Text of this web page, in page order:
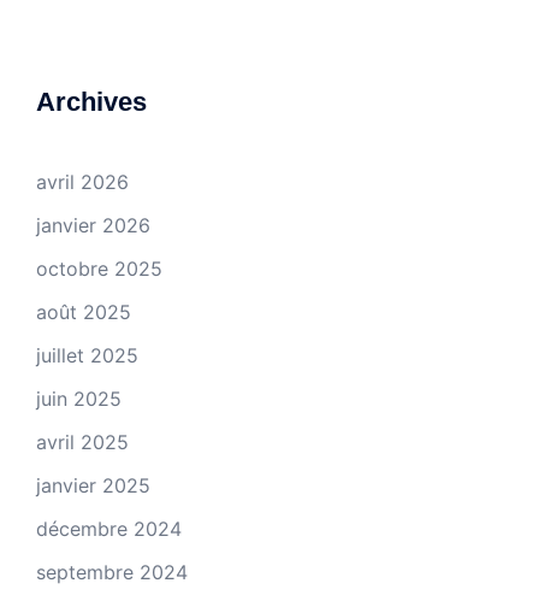
Archives
avril 2026
janvier 2026
octobre 2025
août 2025
juillet 2025
juin 2025
avril 2025
janvier 2025
décembre 2024
septembre 2024